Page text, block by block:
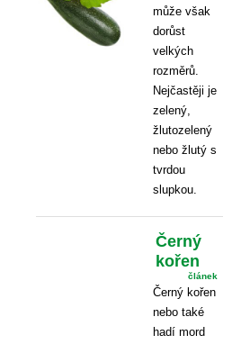
může však
dorůst
velkých
rozměrů.
Nejčastěji je
zelený,
žlutozelený
nebo žlutý s
tvrdou
slupkou.
Černý
kořen
článek
Černý kořen
nebo také
hadí mord